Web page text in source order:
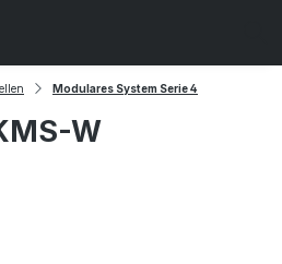
Modulares System Serie 4
W